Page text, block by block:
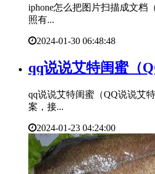
iphone怎么把图片扫描成文档
照有...
2024-01-30 06:48:48
​qq说说艾特闺蜜（
qq说说艾特闺蜜（QQ说说艾
案，接...
2024-01-23 04:24:00